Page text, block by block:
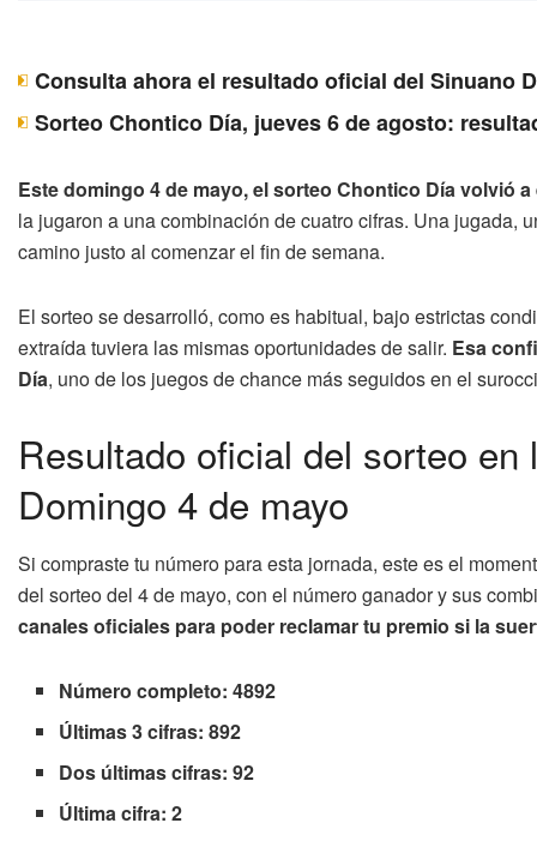
Consulta ahora el resultado oficial del Sinuano
Sorteo Chontico Día, jueves 6 de agosto:
Este domingo 4 de mayo, el sorteo Chontico Día volvió
la jugaron a una combinación de cuatro cifras. Una jugada,
camino justo al comenzar el fin de semana.
El sorteo se desarrolló, como es habitual, bajo estrictas
extraída tuviera las mismas oportunidades de salir. Esa
Día, uno de los juegos de chance más seguidos en el
Resultado oficial del sorteo
Domingo 4 de mayo
Si compraste tu número para esta jornada, este es el
del sorteo del 4 de mayo, con el número ganador y sus
canales oficiales para poder reclamar tu premio si la
Número completo: 4892
Últimas 3 cifras: 892
Dos últimas cifras: 92
Última cifra: 2